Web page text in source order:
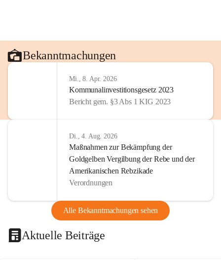
Bekanntmachungen
Mi., 8. Apr. 2026
Kommunalinvestitionsgesetz 2023
Bericht gem. §3 Abs 1 KIG 2023
Di., 4. Aug. 2026
Maßnahmen zur Bekämpfung der
Goldgelben Vergilbung der Rebe und der
Amerikanischen Rebzikade
Verordnungen
Alle Bekanntmachungen sehen
Aktuelle Beiträge